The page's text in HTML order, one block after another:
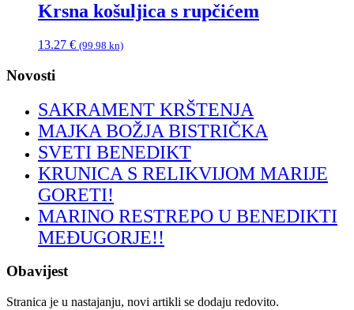
Krsna košuljica s rupčićem
13.27 € (99.98 kn)
Novosti
SAKRAMENT KRŠTENJA
MAJKA BOŽJA BISTRIČKA
SVETI BENEDIKT
KRUNICA S RELIKVIJOM MARIJE
GORETI!
MARINO RESTREPO U BENEDIKTI
MEĐUGORJE!!
Obavijest
Stranica je u nastajanju, novi artikli se dodaju redovito.